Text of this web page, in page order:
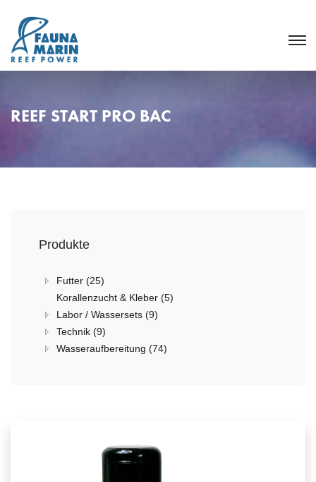
REEF START PRO BAC
Produkte
Futter (25)
Korallenzucht & Kleber (5)
Labor / Wassersets (9)
Technik (9)
Wasseraufbereitung (74)